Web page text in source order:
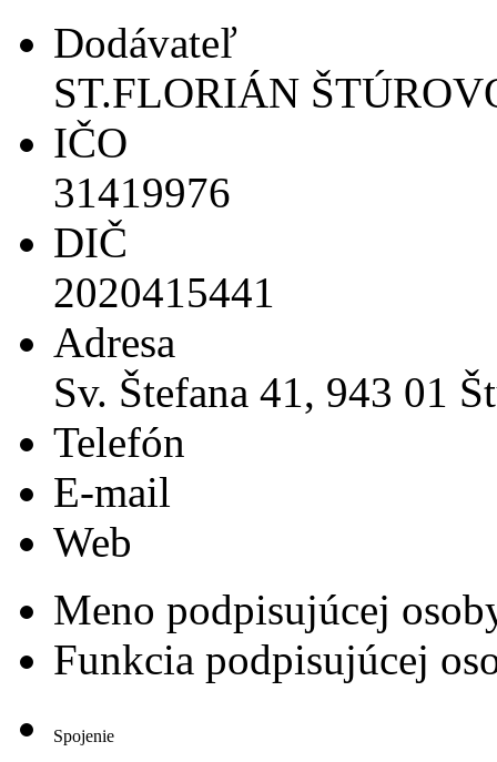
Dodávateľ
ST.FLORIÁN
IČO
31419976
DIČ
2020415441
Adresa
Sv. Štefana 41, 943 01
Telefón
E-mail
Web
Meno podpisujúcej
Funkcia podpisujúcej
Spojenie